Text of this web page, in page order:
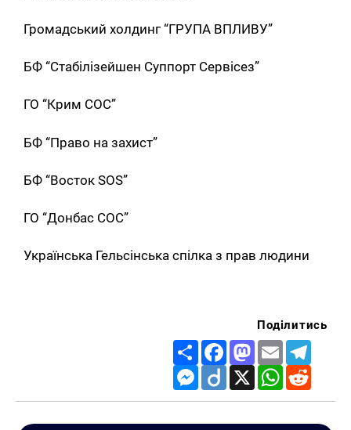
Громадський холдинг “ГРУПА ВПЛИВУ”
БФ “Стабілізейшен Суппорт Сервісез”
ГО “Крим СОС”
БФ “Право на захист”
БФ “Восток SOS”
ГО “Донбас СОС”
Українська Гельсінська спілка з прав людини
Поділитись
Share FacebookMastodon
Email
Messenger
Diigo X WhatsApp